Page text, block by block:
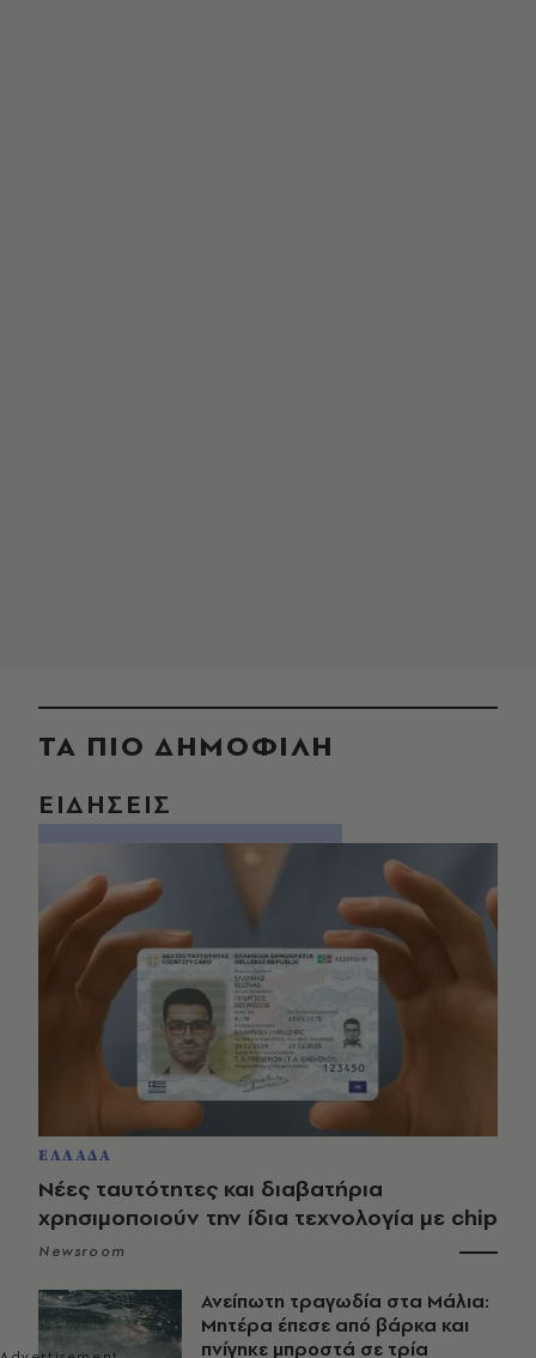
ΤΑ ΠΙΟ ΔΗΜΟΦΙΛΗ
ΕΙΔΗΣΕΙΣ
ΕΛΛΑΔΑ
Νέες ταυτότητες και διαβατήρια
χρησιμοποιούν την ίδια τεχνολογία με chip
Newsroom
Ανείπωτη τραγωδία στα Μάλια:
Μητέρα έπεσε από βάρκα και
πνίγηκε μπροστά σε τρία